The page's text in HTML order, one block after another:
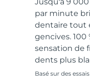
Jusqu'à 9
par minute
dentaire tout
gencives.
sensation de
dents plus
Basé sur des
All acne
All
Soins
Serum
For
issa™
18% PAP
Cosmétiques